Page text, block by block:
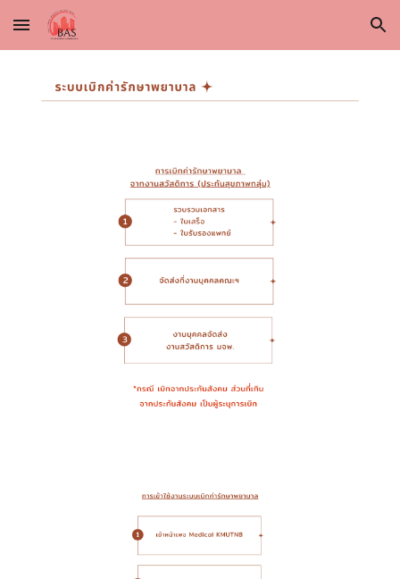
Skip to main content Skip to navigation